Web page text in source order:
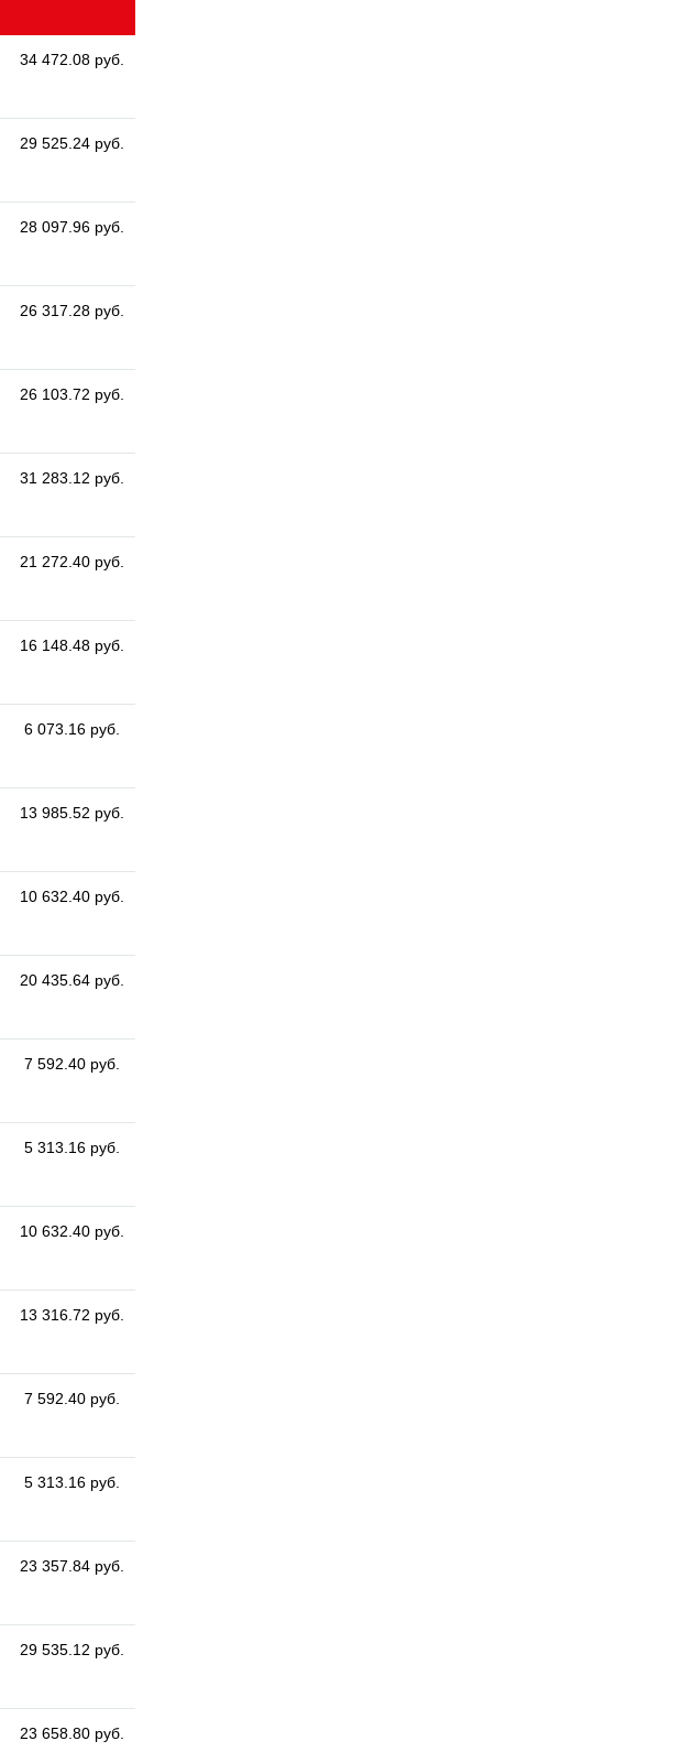
34 472.08 руб.
29 525.24 руб.
28 097.96 руб.
26 317.28 руб.
26 103.72 руб.
31 283.12 руб.
21 272.40 руб.
16 148.48 руб.
6 073.16 руб.
13 985.52 руб.
10 632.40 руб.
20 435.64 руб.
7 592.40 руб.
5 313.16 руб.
10 632.40 руб.
13 316.72 руб.
7 592.40 руб.
5 313.16 руб.
23 357.84 руб.
29 535.12 руб.
23 658.80 руб.